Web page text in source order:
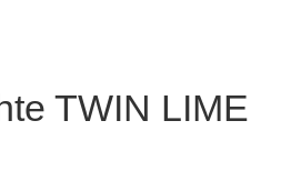
TWIN LIME